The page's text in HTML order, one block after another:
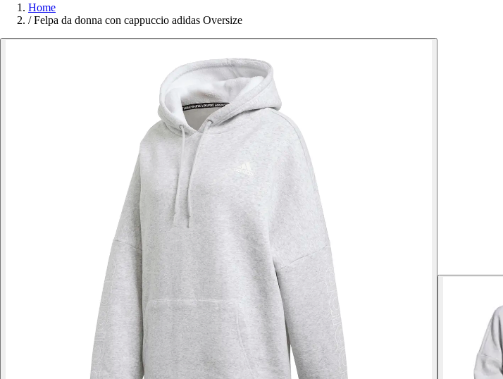
Home
/ Felpa da donna con cappuccio adidas Oversize